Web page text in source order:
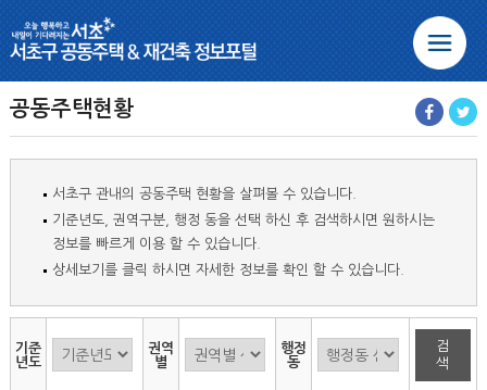
본문 바로가기
주메뉴 바로가기
하단 정보 바로가기
정비사업 안내
사업현황
공동주택
공동주택
공동주택이란
공동주택현황
공동주택관리방법
장기수선계획
공동주택현황
서초구 관내의 공동주택 현황을 살펴볼 수 있습니다.
기준년도, 권역구분, 행정 동을 선택 하신 후 검색하시면 원하시는
정보를 빠르게 이용 할 수 있습니다.
상세보기를 클릭 하시면 자세한 정보를 확인 할 수 있습니다.
기준
년도
권역
별
행정
동
검
색